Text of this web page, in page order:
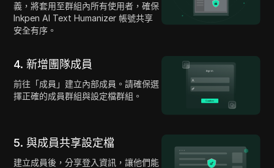
義，將套用至群組內所有使用者，確保
Inkpen AI Text Humanizer 帳號共享
安全有序。
4. 新增團隊成員
前往「成員」建立內部成員。請確保選
擇正確的成員群組與設定檔群組。
5. 與成員共享設定檔
建立成員後，分享登入資訊，讓他們能